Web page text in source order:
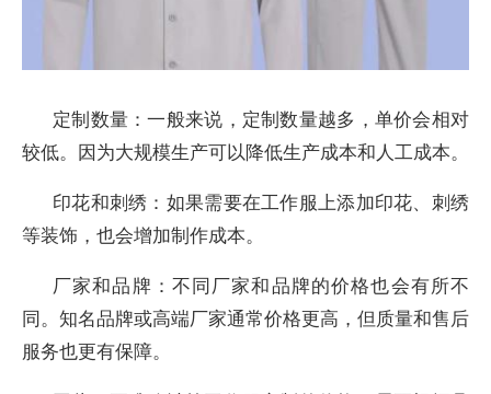
定制数量：一般来说，定制数量越多，单价会相对
较低。因为大规模生产可以降低生产成本和人工成本。
印花和刺绣：如果需要在工作服上添加印花、刺绣
等装饰，也会增加制作成本。
厂家和品牌：不同厂家和品牌的价格也会有所不
同。知名品牌或高端厂家通常价格更高，但质量和售后
服务也更有保障。